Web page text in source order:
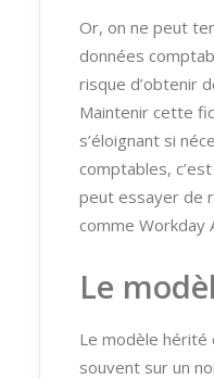
Or, on ne peut
données
risque d’obtenir
Maintenir cette
s’éloignant si
comptables,
peut essayer de
comme Workday
Le
Le modèle hérité
souvent sur un